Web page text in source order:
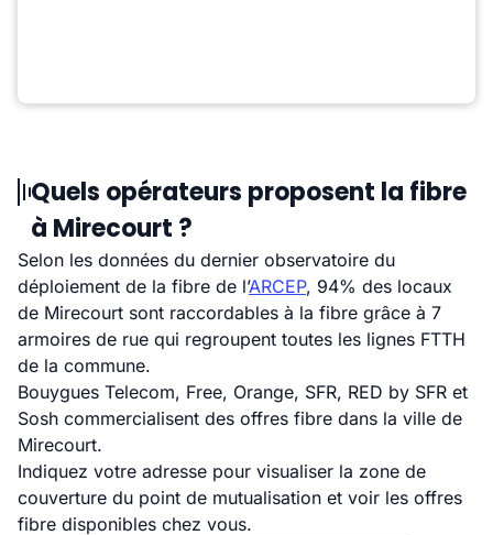
Quels opérateurs proposent la fibre
à Mirecourt ?
Selon les données du dernier observatoire du
déploiement de la fibre de l’ARCEP, 94% des locaux
de Mirecourt sont raccordables à la fibre grâce à 7
armoires de rue qui regroupent toutes les lignes FTTH
de la commune.
Bouygues Telecom, Free, Orange, SFR, RED by SFR et
Sosh commercialisent des offres fibre dans la ville de
Mirecourt.
Indiquez votre adresse pour visualiser la zone de
couverture du point de mutualisation et voir les offres
fibre disponibles chez vous.